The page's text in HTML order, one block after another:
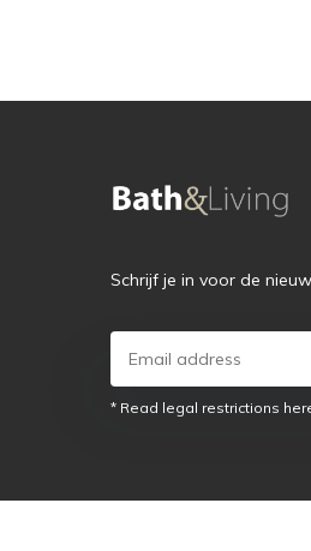
Schrijf je in voor de
* Read legal restrictions